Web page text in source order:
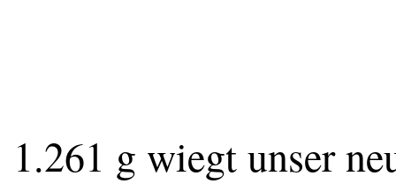
1.261 g wiegt unser